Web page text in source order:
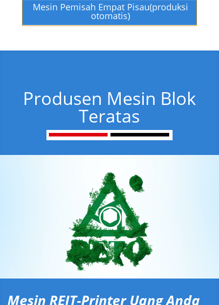
Mesin Pemisah Empat Pisau(produksi
otomatis)
Produsen Mesin Blok
Teratas
Mesin REIT-Printer Uang Anda